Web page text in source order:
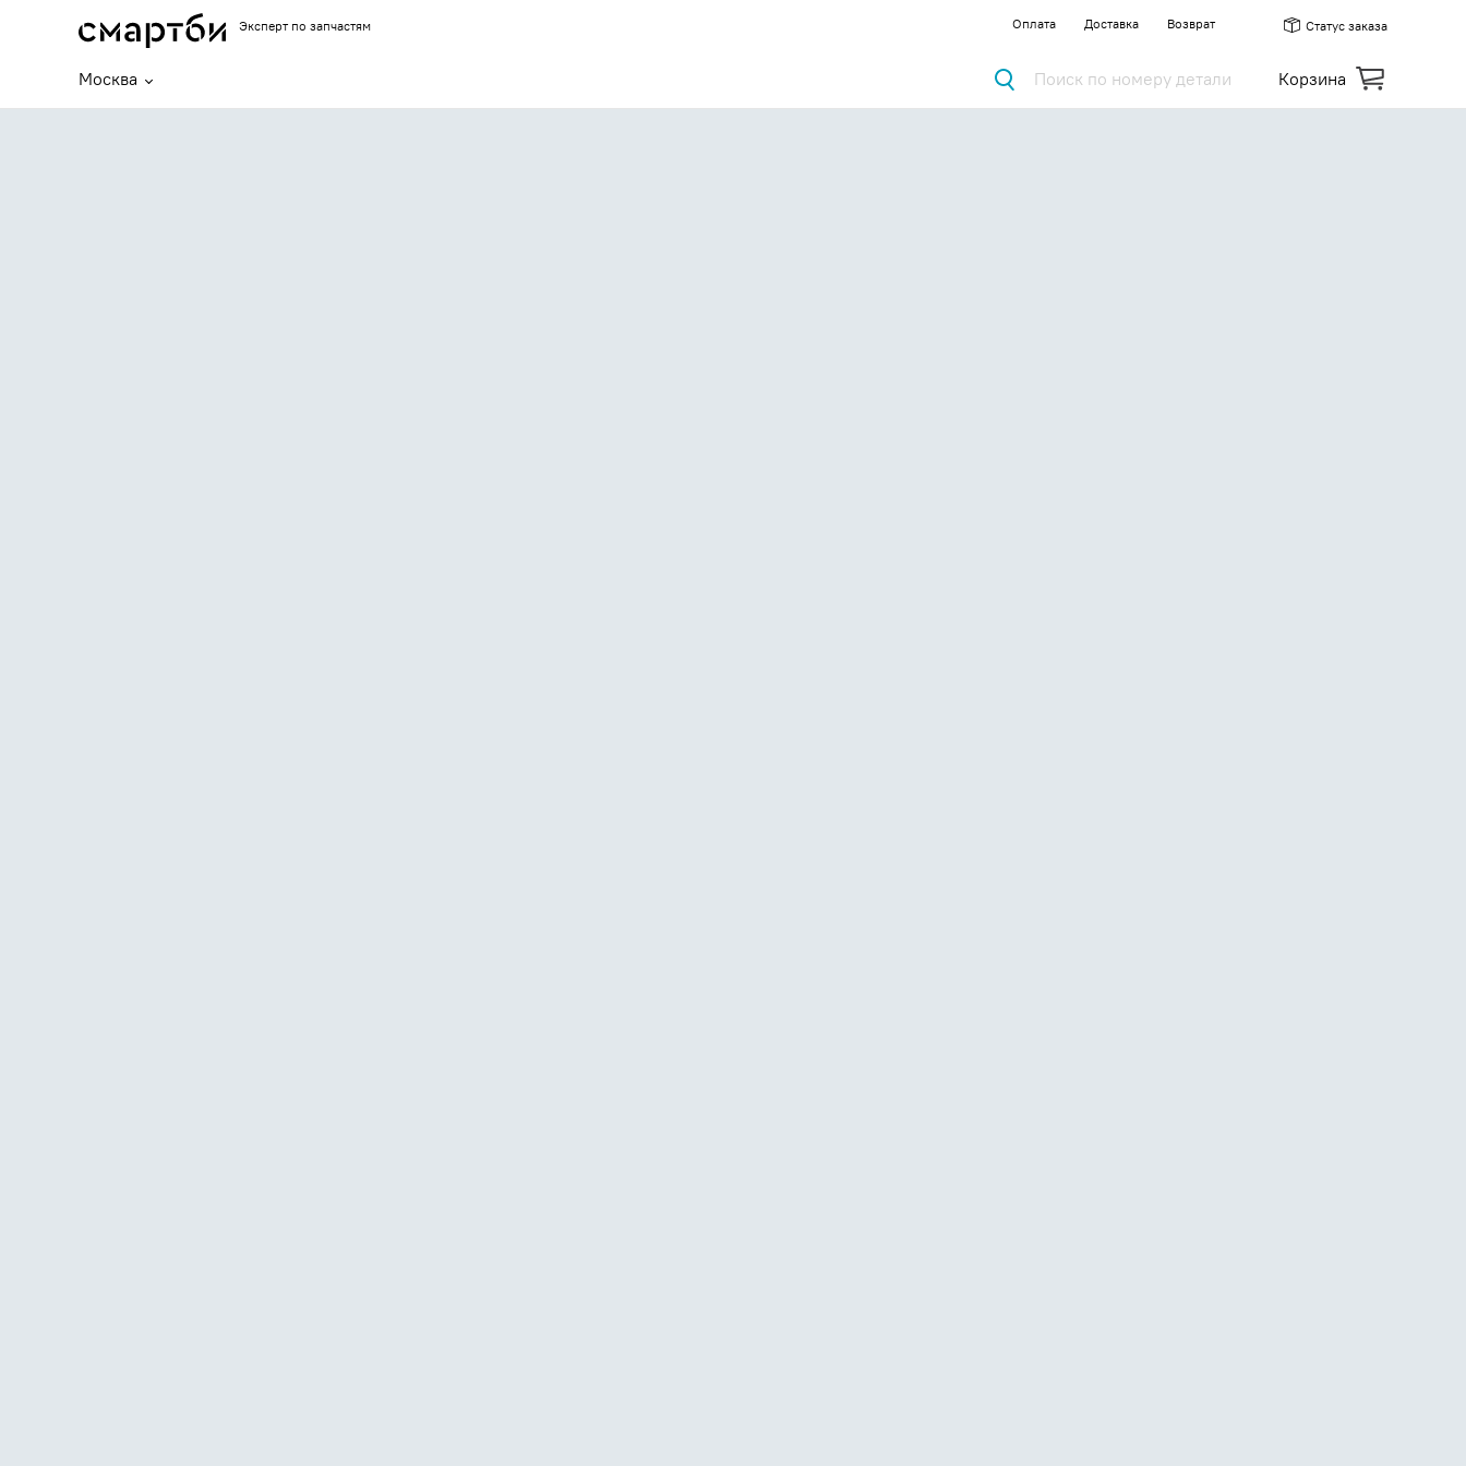
Эксперт по запчастям Оплата Доставка Возврат Статус заказа
Москва Корзина
Поиск по номеру детали